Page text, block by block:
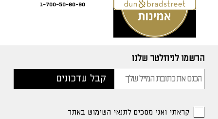
1-700-50-80-90
הרשמו לניוזלטר שלנו
קראתי ואני מסכים לתנאי השימוש באתר